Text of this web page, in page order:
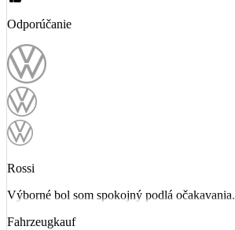
Odporúčanie
Rossi
Výborné bol som spokojný podlá očakavania.
Fahrzeugkauf